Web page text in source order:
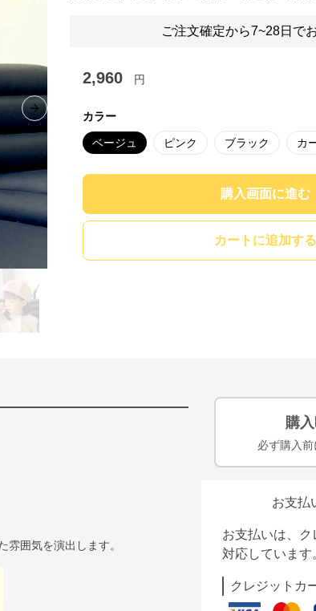
Next slide
ご注文確定から7~28日で
2,960 円
カラー
ベージュ ピンク ブラック カ
購入画面に進む
カートに追加する
囲気を演出します。
購
必ず購入前
お支払
お支払いは、ク
対応しています
クレジットカ